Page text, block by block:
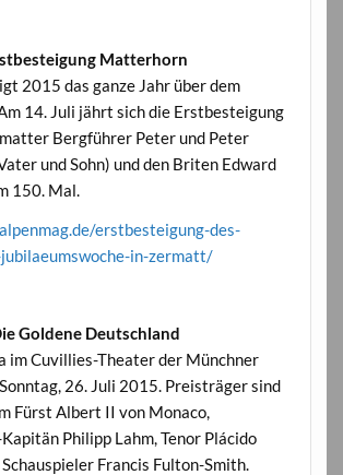
Matterhorn
2015 das ganze Jahr über dem
14. Juli jährt sich die Erstbesteigung
Bergführer Peter und Peter
und Sohn) und den Briten Edward
150. Mal.
erstbesteigung-des-
in-zermatt/
Goldene Deutschland
im Cuvillies-Theater der Münchner
26. Juli 2015. Preisträger sind
Fürst Albert II von Monaco,
Philipp Lahm, Tenor Plácido
Francis Fulton-Smith.